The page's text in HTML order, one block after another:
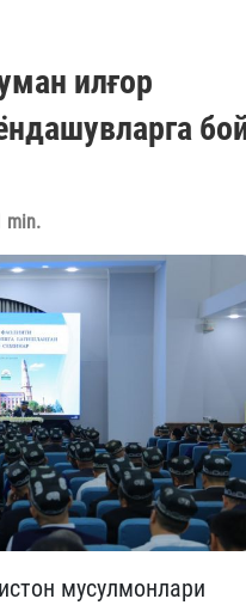
илғор
min.
мусулмонлари